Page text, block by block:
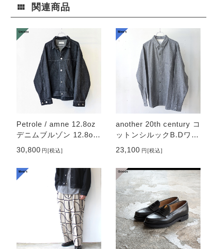
関連商品
Petrole / amne 12.8oz
デニムブルゾン 12.8oz
denim omit blouson
（Black）
30,800 円[税込]
another 20th century コ
ットンシルックB.Dワー
クシャツ Montmartre
B.D noil - solid （Slat
e gray）
23,100 円[税込]